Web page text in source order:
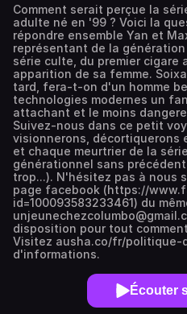
Comment serait perçue la
adulte né en '99 ? Voici la
répondre ensemble Yan et
représentant de la
série culte, du premier cigare
apparition de sa femme.
tard, fera-t-on d'un homme
technologies modernes un
attachant et le moins
Suivez-nous dans ce petit
visionnerons, décortiquerons
et chaque meurtrier de la
générationnel sans
trop...). N'hésitez pas à nous
page facebook (https://
id=100093583233461) du
disposition pour tout
Visitez ausha.co/fr/
d'informations.
Écouter